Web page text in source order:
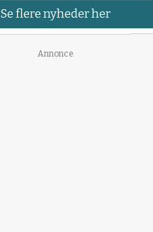
Se flere nyheder her
Annonce